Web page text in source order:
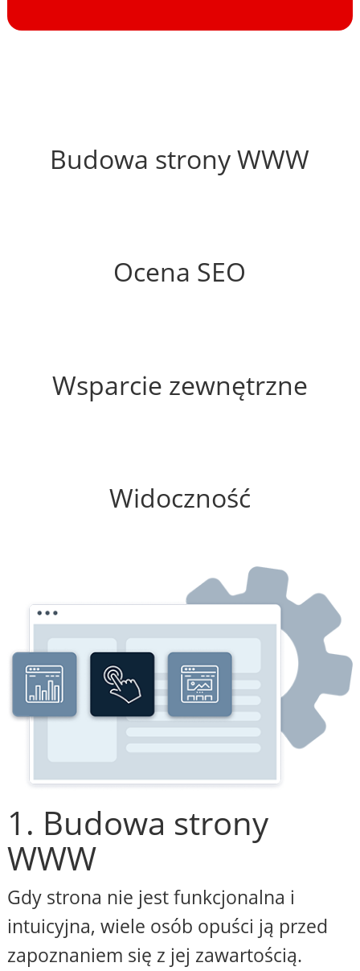
Budowa strony WWW
Ocena SEO
Wsparcie zewnętrzne
Widoczność
1. Budowa strony
WWW
Gdy strona nie jest funkcjonalna i
intuicyjna, wiele osób opuści ją przed
zapoznaniem się z jej zawartością.